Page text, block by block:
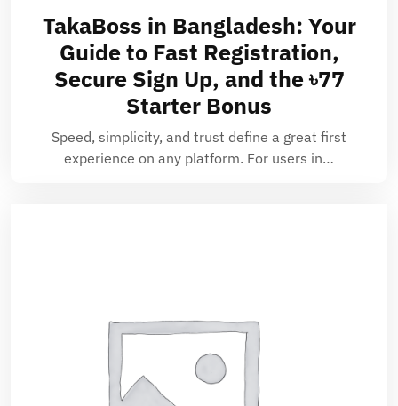
TakaBoss in Bangladesh: Your
Guide to Fast Registration,
Secure Sign Up, and the ৳77
Starter Bonus
Speed, simplicity, and trust define a great first
experience on any platform. For users in…